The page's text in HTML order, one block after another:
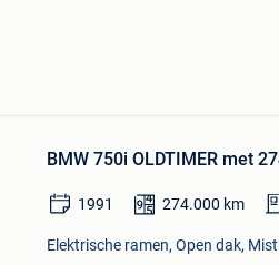
BMW 750i OLDTIMER met
1991 274.000 km
Elektrische ramen, Open dak,